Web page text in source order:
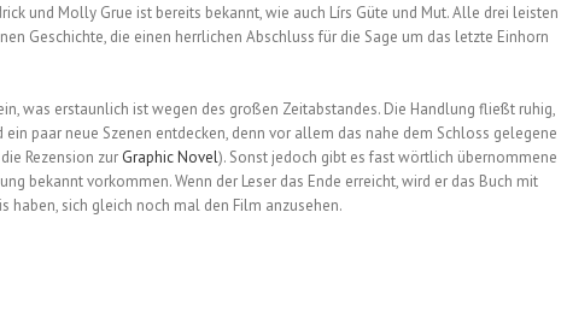
und Molly Grue ist bereits bekannt, wie auch Lírs Güte und Mut. Alle drei leisten
Geschichte, die einen herrlichen Abschluss für die Sage um das letzte Einhorn
was erstaunlich ist wegen des großen Zeitabstandes. Die Handlung fließt ruhig,
paar neue Szenen entdecken, denn vor allem das nahe dem Schloss gelegene
Rezension zur Graphic Novel). Sonst jedoch gibt es fast wörtlich übernommene
bekannt vorkommen. Wenn der Leser das Ende erreicht, wird er das Buch mit
haben, sich gleich noch mal den Film anzusehen.